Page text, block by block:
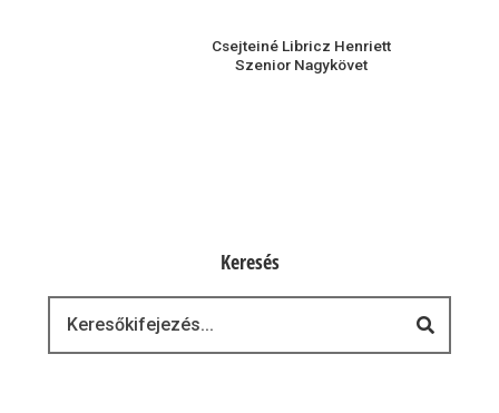
Csejteiné Libricz Henriett
Szenior Nagykövet
Keresés